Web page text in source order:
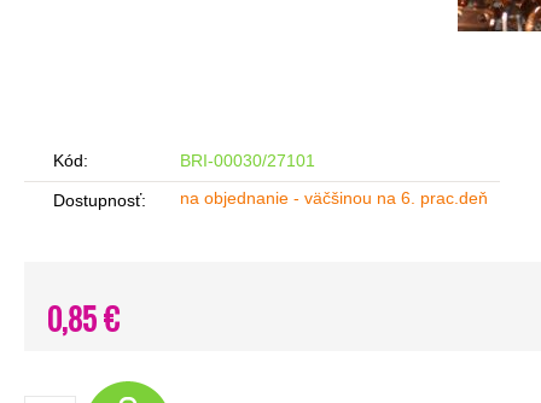
Kód: BRI-00030/27101
Dostupnosť: na objednanie - väčšinou na 6. prac.deň
0,85 €